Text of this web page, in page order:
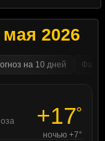
2026
на 10 дней
+17°
ночью +7°